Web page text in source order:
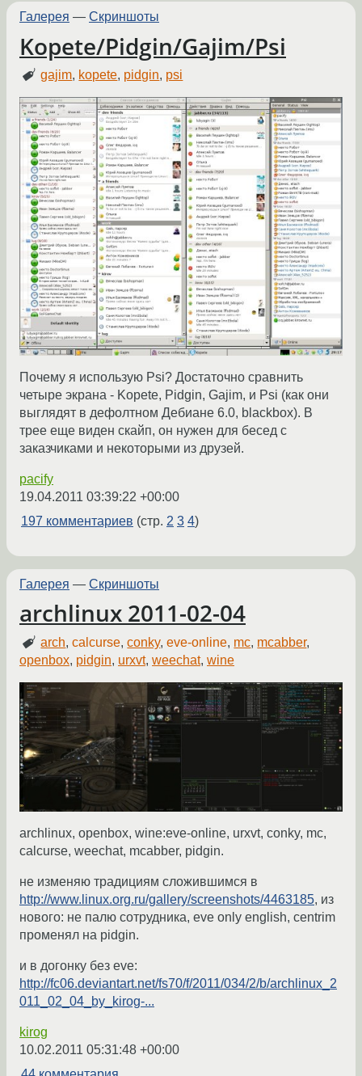
Галерея — Скриншоты
Kopete/Pidgin/Gajim/Psi
gajim, kopete, pidgin, psi
Почему я использую Psi? Достаточно сравнить
четыре экрана - Kopete, Pidgin, Gajim, и Psi (как они
выглядят в дефолтном Дебиане 6.0, blackbox). В
трее еще виден скайп, он нужен для бесед с
заказчиками и некоторыми из друзей.
pacify
19.04.2011 03:39:22 +00:00
197 комментариев (стр. 2 3 4)
Галерея — Скриншоты
archlinux 2011-02-04
arch,calcurse,conky,eve-online, mc, mcabber,
openbox, pidgin, urxvt, weechat, wine
archlinux, openbox, wine:eve-online, urxvt, conky, mc,
calcurse, weechat, mcabber, pidgin.
не изменяю традициям сложившимся в
http://www.linux.org.ru/gallery/screenshots/4463185, из
нового: не палю сотрудника, eve only english, centrim
променял на pidgin.
и в догонку без eve:
http://fc06.deviantart.net/fs70/f/2011/034/2/b/archlinux_2
011_02_04_by_kirog-...
kirog
10.02.2011 05:31:48 +00:00